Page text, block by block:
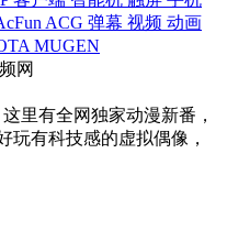
ACG 弹幕 视频 动画
MUGEN
网
里有全网独家动漫新番，
玩有科技感的虚拟偶像，